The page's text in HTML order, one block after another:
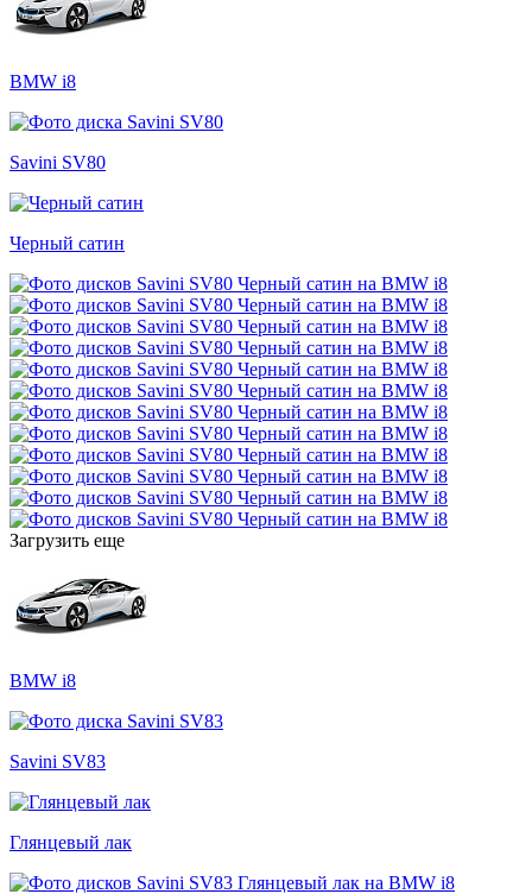
BMW i8
Savini SV80
Черный сатин
Загрузить еще
BMW i8
Savini SV83
Глянцевый лак